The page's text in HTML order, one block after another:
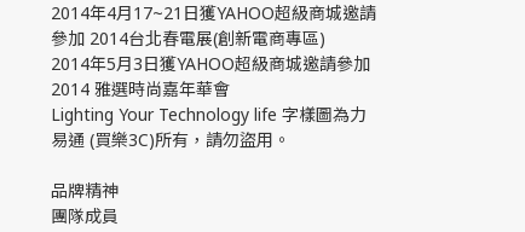
2014年4月17~21日獲YAHOO超級商城邀請
參加 2014台北春電展(創新電商專區)
2014年5月3日獲YAHOO超級商城邀請參加
2014 雅選時尚嘉年華會
Lighting Your Technology life 字樣圖為力
易通 (買樂3C)所有，請勿盜用。
品牌精神
團隊成員